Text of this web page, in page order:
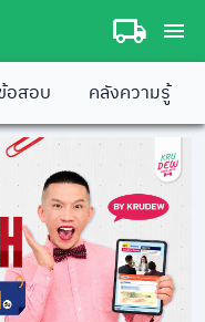
อสอบ คลังความรู้